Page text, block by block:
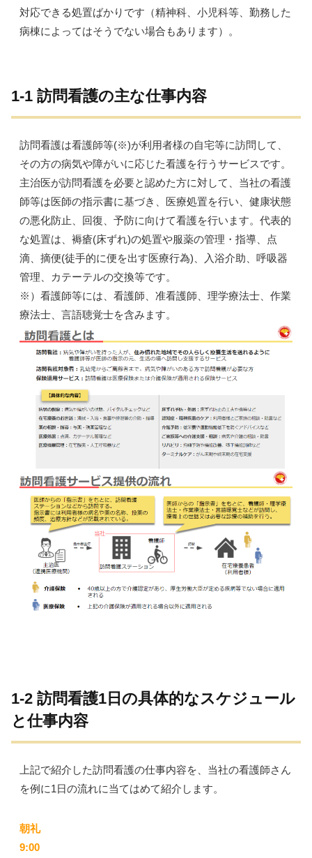
対応できる処置ばかりです（精神科、小児科等、勤務した
病棟によってはそうでない場合もあります）。
1-1 訪問看護の主な仕事内容
訪問看護は看護師等(※)が利用者様の自宅等に訪問して、
その方の病気や障がいに応じた看護を行うサービスです。
主治医が訪問看護を必要と認めた方に対して、当社の看護
師等は医師の指示書に基づき、医療処置を行い、健康状態
の悪化防止、回復、予防に向けて看護を行います。代表的
な処置は、褥瘡(床ずれ)の処置や服薬の管理・指導、点
滴、摘便(徒手的に便を出す医療行為)、入浴介助、呼吸器
管理、カテーテルの交換等です。
※）看護師等には、看護師、准看護師、理学療法士、作業
療法士、言語聴覚士を含みます。
1-2 訪問看護1日の具体的なスケジュール
と仕事内容
上記で紹介した訪問看護の仕事内容を、当社の看護師さん
を例に1日の流れに当てはめて紹介します。
朝礼
9:00